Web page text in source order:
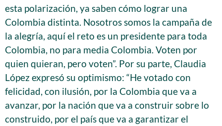
esta polarización, ya saben cómo lograr una
Colombia distinta. Nosotros somos la campaña de
la alegría, aquí el reto es un presidente para toda
Colombia, no para media Colombia. Voten por
quien quieran, pero voten”. Por su parte, Claudia
López expresó su optimismo: “He votado con
felicidad, con ilusión, por la Colombia que va a
avanzar, por la nación que va a construir sobre lo
construido, por el país que va a garantizar el